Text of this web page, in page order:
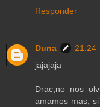
Responder
Duna
21:24
jajajaja
Drac,no nos
amamos mas,